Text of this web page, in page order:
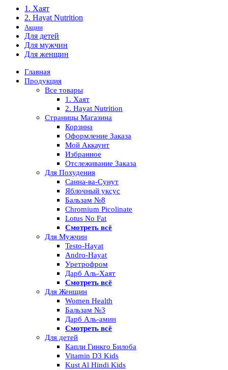
1. Хаят
2. Hayat Nutrition
Акции
Для детей
Для мужчин
Для женщин
Главная
Продукция
Все товары
1. Хаят
2. Hayat Nutrition
Страницы Магазина
Корзина
Оформление Заказа
Мой Аккаунт
Избранное
Отслеживание Заказа
Для Похудения
Санна-ва-Сунут
Яблочный уксус
Бальзам №8
Chromium Picolinate
Lotus No Fat
Смотреть всё
Для Мужчин
Testo-Hayat
Andro-Hayat
Уретрофром
Дарб Аль-Хаят
Смотреть всё
Для Женщин
Women Health
Бальзам №3
Дарб Аль-амин
Смотреть всё
Для детей
Капли Гинкго Билоба
Vitamin D3 Kids
Kust Al Hindi Kids